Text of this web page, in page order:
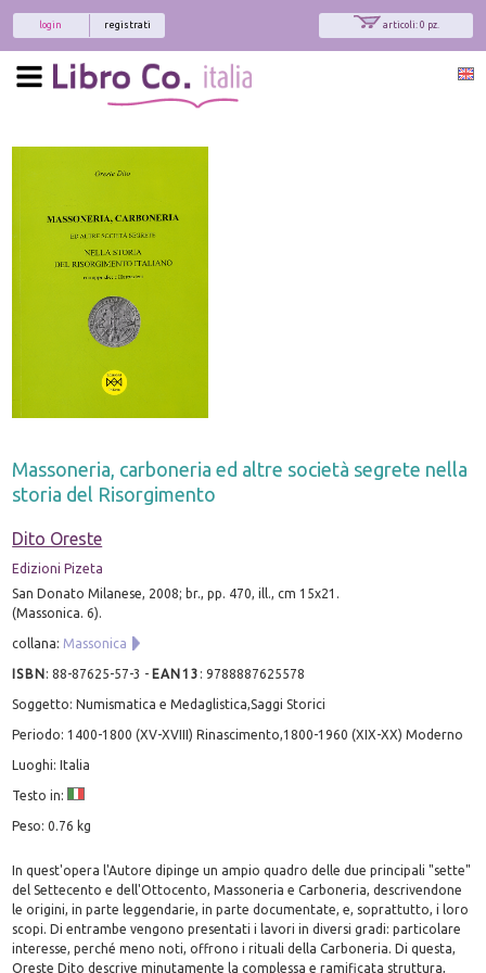
articoli: 0 pz.
registrati
login
Massoneria, carboneria ed altre società segrete nella
storia del Risorgimento
Dito Oreste
Edizioni Pizeta
San Donato Milanese, 2008; br., pp. 470, ill., cm 15x21.
(Massonica. 6).
collana: Massonica
ISBN:88-87625-57-3 - EAN13 :9788887625578
Soggetto: Numismatica e Medaglistica,Saggi Storici
Periodo: 1400-1800 (XV-XVIII) Rinascimento,1800-1960 (XIX-XX) Moderno
Luoghi: Italia
Testo in:
Peso: 0.76 kg
In quest'opera l'Autore dipinge un ampio quadro delle due principali "sette"
del Settecento e dell'Ottocento, Massoneria e Carboneria, descrivendone
le origini, in parte leggendarie, in parte documentate, e, soprattutto, i loro
scopi. Di entrambe vengono presentati i lavori in diversi gradi: particolare
interesse, perché meno noti, offrono i rituali della Carboneria. Di questa,
Oreste Dito descrive minutamente la complessa e ramificata struttura,